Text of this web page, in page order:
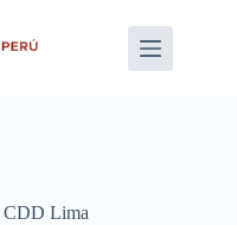
CDD Lima